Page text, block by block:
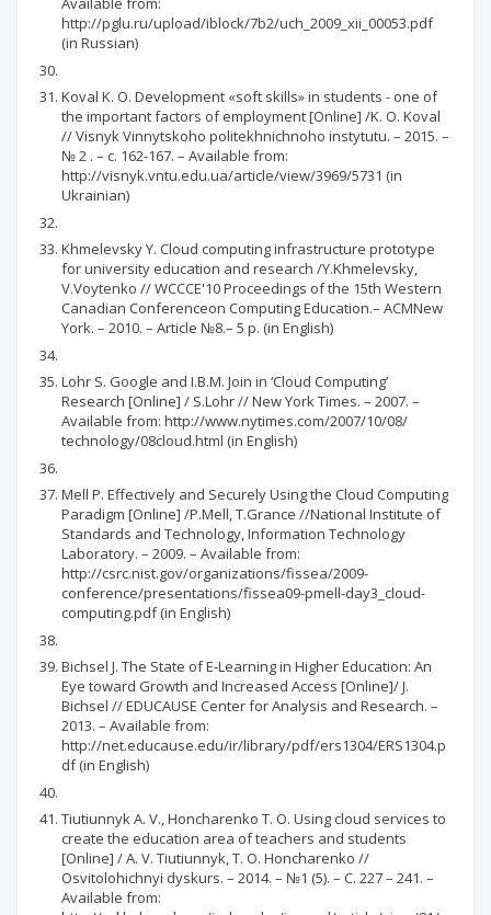
http://pglu.ru/upload/iblock/7b2/uch_2009_xii_00053.pdf
(in Russian)
Koval K. O. Development «soft skills» in students - one of
the important factors of employment [Online] /K. O. Koval
// Visnyk Vinnytskoho politekhnichnoho instytutu. – 2015. –
№ 2 . – с. 162-167. – Available from:
http://visnyk.vntu.edu.ua/article/view/3969/5731 (in
Ukrainian)
Khmelevsky Y. Cloud computing infrastructure prototype
for university education and research /Y.Khmelevsky,
V.Voytenko // WCCCE'10 Proceedings of the 15th Western
Canadian Conferenceon Computing Education.– ACMNew
York. – 2010. – Article №8.– 5 p. (in English)
Lohr S. Google and I.B.M. Join in ‘Cloud Computing’
Research [Online] / S.Lohr // New York Times. – 2007. –
Available from: http://www.nytimes.com/2007/10/08/
technology/08cloud.html (in English)
Mell P. Effectively and Securely Using the Cloud Computing
Paradigm [Online] /P.Mell, T.Grance //National Institute of
Standards and Technology, Information Technology
Laboratory. – 2009. – Available from:
http://csrc.nist.gov/organizations/fissea/2009-
conference/presentations/fissea09-pmell-day3_cloud-
computing.pdf (in English)
Bichsel J. The State of E-Learning in Higher Education: An
Eye toward Growth and Increased Access [Online]/ J.
Bichsel // EDUCAUSE Center for Analysis and Research. –
2013. – Available from:
http://net.educause.edu/ir/library/pdf/ers1304/ERS1304.p
df (in English)
Tiutiunnyk A. V., Honcharenko T. O. Using cloud services to
create the education area of teachers and students
[Online] / A. V. Tiutiunnyk, Т. О. Honcharenko //
Osvitolohichnyi dyskurs. – 2014. – №1 (5). – С. 227 – 241. –
Available from: